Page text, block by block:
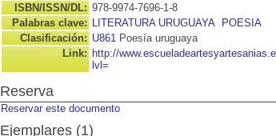
ISBN/ISSN/DL: 978-9974-7696-1-8
Palabras clave: LITERATURA URUGUAYA
POESIA
Clasificación: U861 Poesía uruguaya
Link: http://
lvl=
Reserva
Reservar este documento
Ejemplares (1)